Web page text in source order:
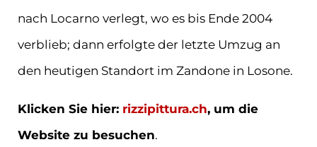
nach Locarno verlegt, wo es bis Ende 2004
verblieb; dann erfolgte der letzte Umzug an
den heutigen Standort im Zandone in Losone.
Klicken Sie hier: rizzipittura.ch, um die
Website zu besuchen.